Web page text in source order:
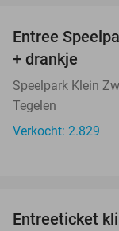
Entree
+ drankje
Speelpark Klein
Tegelen
Verkocht: 2.829
Entreeticket